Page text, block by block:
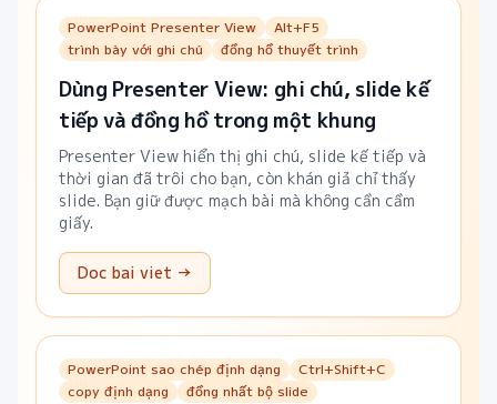
PowerPoint Presenter View
Alt+F5
trình bày với ghi chú
đồng hồ thuyết trình
Dùng Presenter View: ghi chú, slide kế
tiếp và đồng hồ trong một khung
Presenter View hiển thị ghi chú, slide kế tiếp và
thời gian đã trôi cho bạn, còn khán giả chỉ thấy
slide. Bạn giữ được mạch bài mà không cần cầm
giấy.
Doc bai viet →
PowerPoint sao chép định dạng
Ctrl+Shift+C
copy định dạng
đồng nhất bộ slide